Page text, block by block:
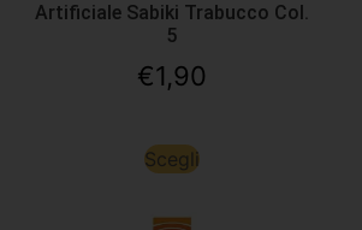
Artificiale Sabiki Trabucco Col.
5
€1,90
Scegli